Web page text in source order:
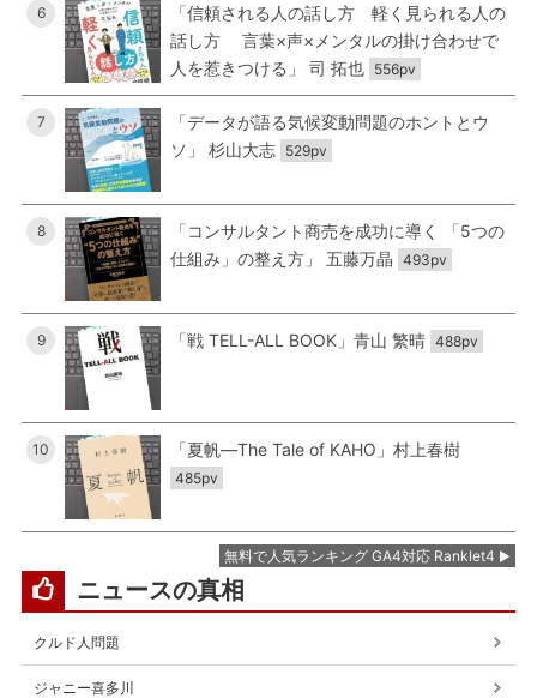
6
「信頼される人の話し方 軽く見られる人の
話し方 言葉×声×メンタルの掛け合わせで
人を惹きつける」 司 拓也 556pv
7
「データが語る気候変動問題のホントとウ
ソ」 杉山大志 529pv
8
「コンサルタント商売を成功に導く 「5つの
仕組み」の整え方」 五藤万晶 493pv
9 「戦 TELL-ALL BOOK」青山 繁晴 488pv
10 「夏帆―The Tale of KAHO」村上春樹
485pv
無料で人気ランキング GA4対応 Ranklet4
ニュースの真相
クルド人問題
ジャニー喜多川